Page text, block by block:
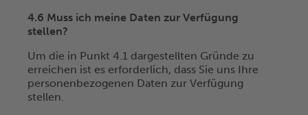
4.6 Muss ich meine Daten zur Verfügung
stellen?
Um die in Punkt 4.1 dargestellten Gründe zu
erreichen ist es erforderlich, dass Sie uns Ihre
personenbezogenen Daten zur Verfügung
stellen.